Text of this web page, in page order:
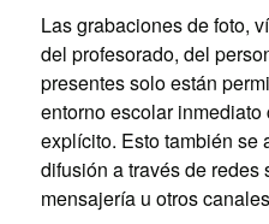
Las grabaciones de foto,
del profesorado, del
presentes solo están
entorno escolar
explícito. Esto también se
difusión a través de
mensajería u otros